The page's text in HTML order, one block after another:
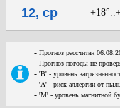
12, ср
- Прогноз рассчитан
- Прогноз погоды не
- 'В' - уровень
- 'А' - риск аллергии от
- 'М' - уровень магнитной